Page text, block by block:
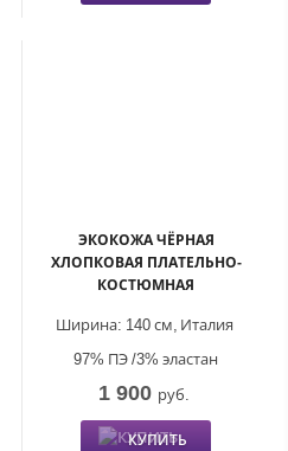
ЭКОКОЖА ЧЁРНАЯ
ХЛОПКОВАЯ ПЛАТЕЛЬНО-
КОСТЮМНАЯ
Италия
Ширина: 140 см,
97% ПЭ /3% эластан
1 900 руб.
КУПИТЬ